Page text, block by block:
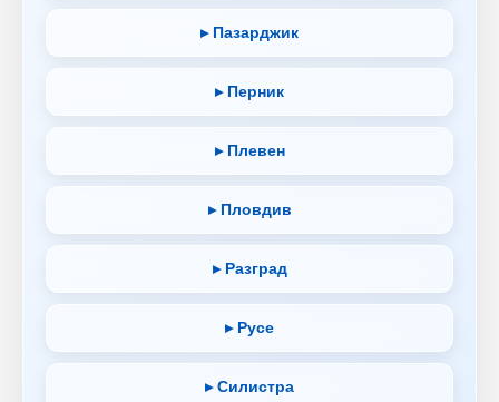
▸ Пазарджик
▸ Перник
▸ Плевен
▸ Пловдив
▸ Разград
▸ Русе
▸ Силистра